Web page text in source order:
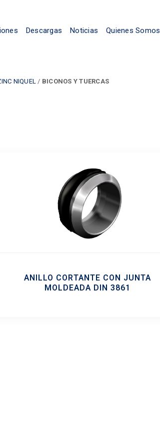
Descargas Noticias Quienes Somos
NIQUEL / BICONOS Y TUERCAS
ANILLO CORTANTE CON JUNTA
MOLDEADA DIN 3861